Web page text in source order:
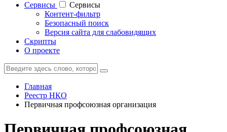
Cервисы
Cервисы
Контент-фильтр
Безопасный поиск
Версия сайта для слабовидящих
Скрипты
О проекте
Главная
Реестр НКО
Первичная профсоюзная организация